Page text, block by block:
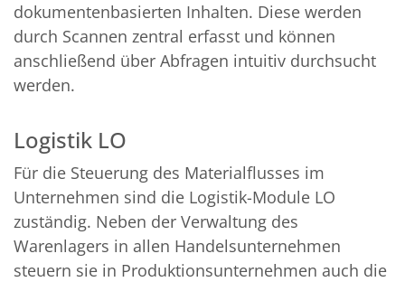
dokumentenbasierten Inhalten. Diese werden
durch Scannen zentral erfasst und können
anschließend über Abfragen intuitiv durchsucht
werden.
Logistik LO
Für die Steuerung des Materialflusses im
Unternehmen sind die Logistik-Module LO
zuständig. Neben der Verwaltung des
Warenlagers in allen Handelsunternehmen
steuern sie in Produktionsunternehmen auch die